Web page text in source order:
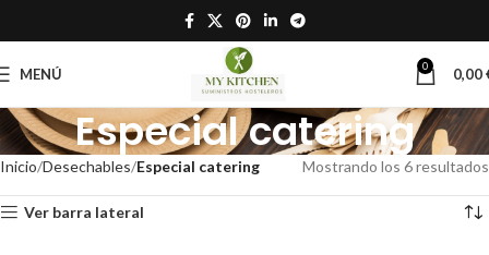
MENÚ 0 0,00
Especial catering
Inicio Desechables Especial catering Mostrando los 6 resultados
Ver barra lateral